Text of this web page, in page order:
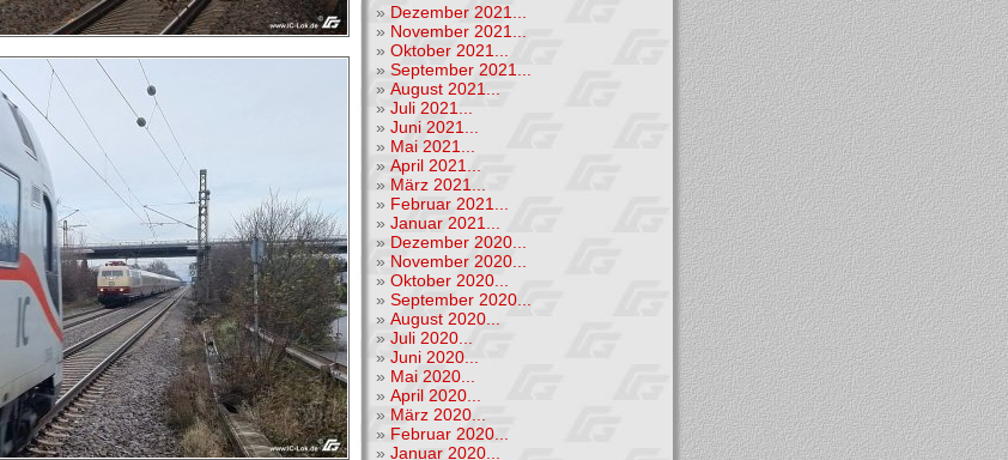
» Dezember 2021...
» November 2021...
» Oktober 2021...
» September 2021...
» August 2021...
» Juli 2021...
» Juni 2021...
» Mai 2021...
» April 2021...
» März 2021...
» Februar 2021...
» Januar 2021...
» Dezember 2020...
» November 2020...
» Oktober 2020...
» September 2020...
» August 2020...
» Juli 2020...
» Juni 2020...
» Mai 2020...
» April 2020...
» März 2020...
» Februar 2020...
» Januar 2020...